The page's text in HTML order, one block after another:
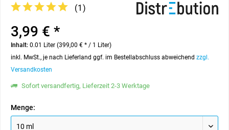
(1 )
3,99 € *
Inhalt: 0.01 Liter (399,00 € * / 1 Liter)
inkl. MwSt., je nach Lieferland ggf. im Bestellabschluss abweichend zzgl.
Versandkosten
Sofort versandfertig, Lieferzeit 2-3 Werktage
Menge: